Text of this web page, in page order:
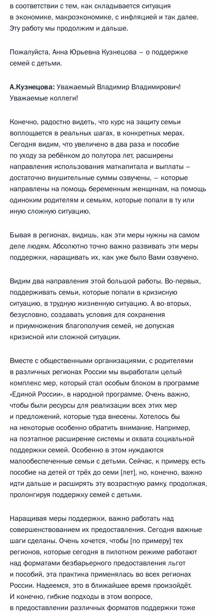
в соответствии с тем, как складывается ситуация
в экономике, макроэкономике, с инфляцией и так далее.
Эту работу мы продолжим и дальше.
Пожалуйста, Анна Юрьевна Кузнецова – о поддержке
семей с детьми.
А.Кузнецова: Уважаемый Владимир Владимирович!
Уважаемые коллеги!
Конечно, радостно видеть, что курс на защиту семьи
воплощается в реальных шагах, в конкретных мерах.
Сегодня видим, что увеличено в два раза и пособие
по уходу за ребёнком до полутора лет, расширены
направления использования маткапитала и выплаты –
достаточно внушительные суммы озвучены, – которые
направлены на помощь беременным женщинам, на помощь
одиноким родителям и семьям, которые попали в ту или
иную сложную ситуацию.
Бывая в регионах, видишь, как эти меры нужны на самом
деле людям. Абсолютно точно важно развивать эти меры
поддержки, наращивать их, как уже было Вами озвучено.
Видим два направления этой большой работы. Во-первых,
поддерживать семьи, которые попали в кризисную
ситуацию, в трудную жизненную ситуацию. А во-вторых,
безусловно, создавать условия для сохранения
и приумножения благополучия семей, не допуская
кризисной или сложной ситуации.
Вместе с общественными организациями, с родителями
в различных регионах России мы выработали целый
комплекс мер, который стал особым блоком в программе
«Единой России», в народной программе. Очень важно,
чтобы были ресурсы для реализации всех этих мер
и предложений, которые туда внесены. Хотелось бы
на некоторые особенно обратить внимание. Например,
на поэтапное расширение системы и охвата социальной
поддержки семей. Особенно в этом нуждаются
малообеспеченные семьи с детьми. Сейчас, к примеру, есть
пособие на детей от трёх до семи [лет], но, конечно, важно
идти дальше и расширять эту возрастную рамку, продолжая,
пролонгируя поддержку семей с детьми.
Наращивая меры поддержки, важно работать над
совершенствованием их предоставления. Сегодня важные
шаги сделаны. Очень хочется, чтобы [по примеру] тех
регионов, которые сегодня в пилотном режиме работают
над форматами безбарьерного предоставления льгот
и пособий, эта практика применялась во всех регионах
России. Надеемся, это в ближайшее время произойдёт.
И конечно, гибкие подходы в этом вопросе,
в предоставлении различных форматов поддержки тоже